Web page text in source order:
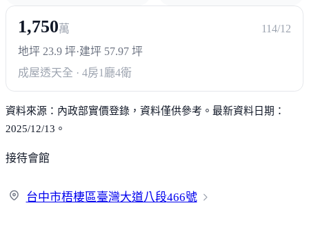
1,750萬
114/12
地坪 23.9 坪·建坪 57.97 坪
成屋透天全 · 4房1廳4衛
資料來源：內政部實價登錄，資料僅供參考。最新資料日期：
2025/12/13。
接待會館
台中市梧棲區臺灣大道八段466號